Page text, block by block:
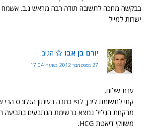
בבקשה מחכה לתשובה תודה רבה מראש נ.ב. אשמח
ישרות למייל
יורם בן אבו הגיב:
27 בספטמבר 2012 בשעה 17:04
ענת שלום,
קחי לתשומת ליבךֱ לפי כתבה בעיתון הגלובס הרי
מרקחת הגליל נמצא ברשימת הנתבעים בתביעה
משווקי דיאטת HCG.